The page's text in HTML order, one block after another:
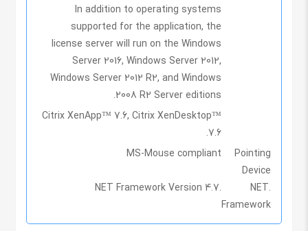
In addition to operating systems
supported for the application, the
license server will run on the Windows
Server 2016, Windows Server 2012,
Windows Server 2012 R2, and Windows
2008 R2 Server editions.
Citrix XenApp™ 7.6, Citrix XenDesktop™
7.6.
Pointing
Device
MS-Mouse compliant
.NET
Framework
.NET Framework Version 4.7